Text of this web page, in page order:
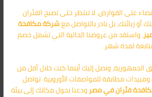
على القوارض. لا تنتظر حتى تصبح الفئران
أو زبائنك، بل بادر بالتواصل معشركة مكافحة
، واستفد من عروضنا الحالية التي تشمل خصم
ونصل إليك أينما كنت خلال أقل من
مطابقة للمواصفات الأوروبية. تواصل
فئران في مصرودعنا نحول مكانك إلى بيئة